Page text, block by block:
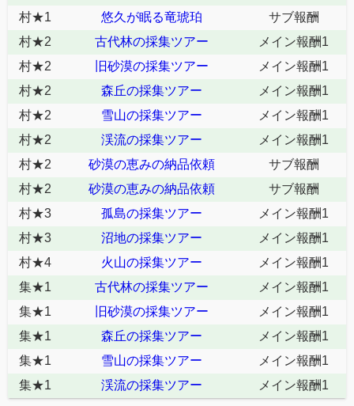
村★1
悠久が眠る竜琥珀
サブ報酬
村★2
古代林の採集ツアー
メイン報酬1
村★2
旧砂漠の採集ツアー
メイン報酬1
村★2
森丘の採集ツアー
メイン報酬1
村★2
雪山の採集ツアー
メイン報酬1
村★2
渓流の採集ツアー
メイン報酬1
村★2
砂漠の恵みの納品依頼
サブ報酬
村★2
砂漠の恵みの納品依頼
サブ報酬
村★3
孤島の採集ツアー
メイン報酬1
村★3
沼地の採集ツアー
メイン報酬1
村★4
火山の採集ツアー
メイン報酬1
集★1
古代林の採集ツアー
メイン報酬1
集★1
旧砂漠の採集ツアー
メイン報酬1
集★1
森丘の採集ツアー
メイン報酬1
集★1
雪山の採集ツアー
メイン報酬1
集★1
渓流の採集ツアー メイン報酬1